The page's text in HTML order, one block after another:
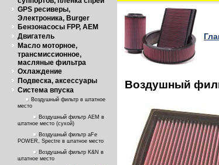
GPS ресиверы,
Электроника, Burger
Бензонасосы FPP, AEM
Двигатель
Масло моторное,
трансмиссионное,
масляные фильтра
Охлаждение
Подвеска, аксессуары
Система впуска
Воздушный фильтр в штатное
место
Воздушный фильтр AEM в
штатное место (сухой)
Воздушный фильтр aFe
POWER, Spectre в штатное место
Воздушный фильтр K&N в
штатное место
Воздушный